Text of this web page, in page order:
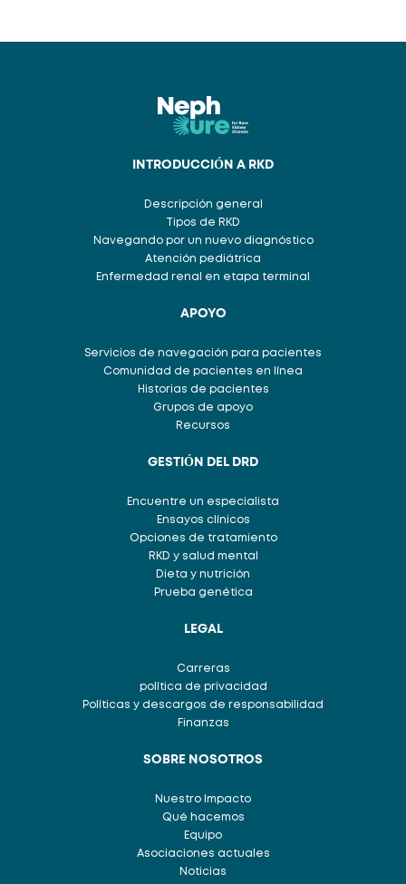
INTRODUCCIÓN A RKD
Descripción general
Tipos de RKD
Navegando por un nuevo diagnóstico
Atención pediátrica
Enfermedad renal en etapa terminal
APOYO
Servicios de navegación para pacientes
Comunidad de pacientes en línea
Historias de pacientes
Grupos de apoyo
Recursos
GESTIÓN DEL DRD
Encuentre un especialista
Ensayos clínicos
Opciones de tratamiento
RKD y salud mental
Dieta y nutrición
Prueba genética
LEGAL
Carreras
política de privacidad
Políticas y descargos de responsabilidad
Finanzas
SOBRE NOSOTROS
Nuestro Impacto
Qué hacemos
Equipo
Asociaciones actuales
Noticias